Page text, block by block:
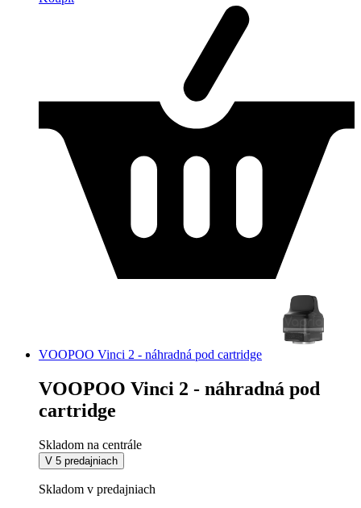
VOOPOO Vinci 2 - náhradná pod cartridge
VOOPOO Vinci 2 - náhradná pod
cartridge
Skladom na centrále
V 5 predajniach
Skladom v predajniach